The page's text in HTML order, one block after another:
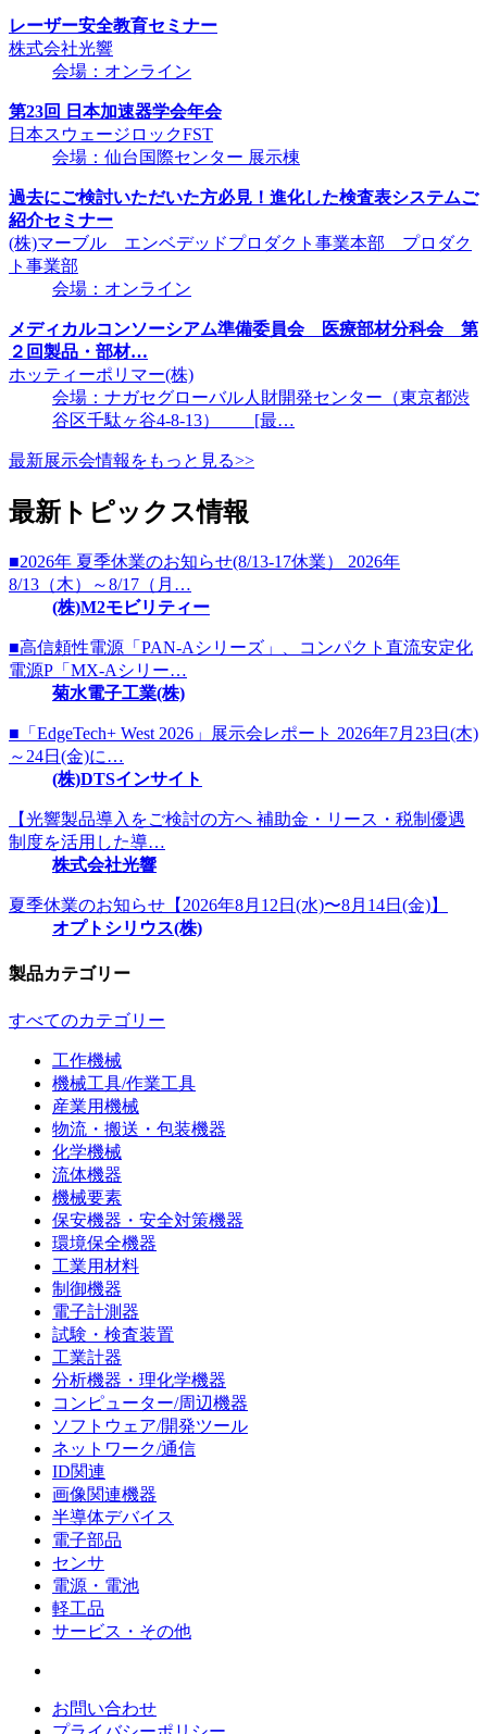
レーザー安全教育セミナー
株式会社光響
会場：オンライン
第23回 日本加速器学会年会
日本スウェージロックFST
会場：仙台国際センター 展示棟
過去にご検討いただいた方必見！進化した検査表システムご
紹介セミナー
(株)マーブル エンベデッドプロダクト事業本部 プロダク
ト事業部
会場：オンライン
メディカルコンソーシアム準備委員会 医療部材分科会 第
２回製品・部材…
ホッティーポリマー(株)
会場：ナガセグローバル人財開発センター（東京都渋
谷区千駄ヶ谷4-8-13） [最…
最新展示会情報をもっと見る>>
最新トピックス情報
■2026年 夏季休業のお知らせ(8/13-17休業） 2026年
8/13（木）～8/17（月…
(株)M2モビリティー
■高信頼性電源「PAN-Aシリーズ」、コンパクト直流安定化
電源P「MX-Aシリー…
菊水電子工業(株)
■「EdgeTech+ West 2026」展示会レポート 2026年7月23日(木)
～24日(金)に…
(株)DTSインサイト
【光響製品導入をご検討の方へ 補助金・リース・税制優遇
制度を活用した導…
株式会社光響
夏季休業のお知らせ【2026年8月12日(水)〜8月14日(金)】
オプトシリウス(株)
製品カテゴリー
すべてのカテゴリー
工作機械
機械工具/作業工具
産業用機械
物流・搬送・包装機器
化学機械
流体機器
機械要素
保安機器・安全対策機器
環境保全機器
工業用材料
制御機器
電子計測器
試験・検査装置
工業計器
分析機器・理化学機器
コンピューター/周辺機器
ソフトウェア/開発ツール
ネットワーク/通信
ID関連
画像関連機器
半導体デバイス
電子部品
センサ
電源・電池
軽工品
サービス・その他
お問い合わせ